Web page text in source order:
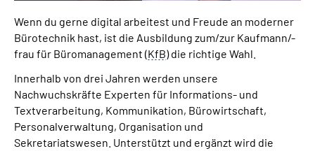
Wenn du gerne digital arbeitest und Freude an moderner
Bürotechnik hast, ist die Ausbildung zum/zur Kaufmann/-
frau für Büromanagement (KfB) die richtige Wahl.
Innerhalb von drei Jahren werden unsere
Nachwuchskräfte Experten für Informations- und
Textverarbeitung, Kommunikation, Bürowirtschaft,
Personalverwaltung, Organisation und
Sekretariatswesen. Unterstützt und ergänzt wird die